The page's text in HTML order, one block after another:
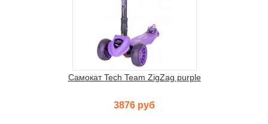
Самокат Tech Team ZigZag purple
3876 руб